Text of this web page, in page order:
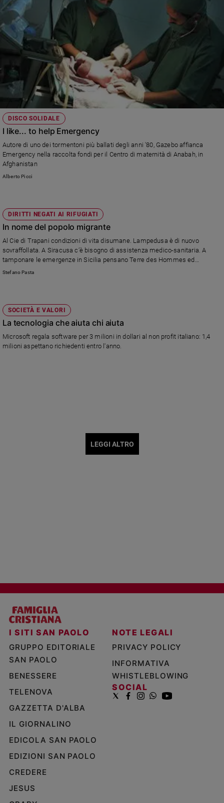
onorario è andato invece a Tony de Brum e al popolo delle isole Marshall
per l’impegno contro il nucleare.
DISCO SOLIDALE
I like... to help Emergency
Autore di uno dei tormentoni più ballati degli anni '80, Gazebo affianca
Emergency nella raccolta fondi per il Centro di maternità di Anabah, in
Afghanistan
Alberto Picci
DIRITTI NEGATI AI RIFUGIATI
In nome del popolo migrante
Al Cie di Trapani condizioni di vita disumane. Lampedusa è di nuovo
sovraffollata. A Siracusa c’è bisogno di assistenza medico-sanitaria. A
tamponare le emergenze in Sicilia pensano Terre des Hommes ed
Emergency. La denuncia dell’Unione Camere Penali sulle condizioni dei
Stefano Pasta
SOCIETÀ E VALORI
La tecnologia che aiuta chi aiuta
Microsoft regala software per 3 milioni in dollari al non profit italiano: 1,4
milioni aspettano richiedenti entro l'anno.
LEGGI ALTRO
I SITI SAN PAOLO
GRUPPO EDITORIALE
SAN PAOLO
BENESSERE
TELENOVA
GAZZETTA D'ALBA
IL GIORNALINO
EDICOLA SAN PAOLO
EDIZIONI SAN PAOLO
CREDERE
JESUS
NOTE LEGALI
PRIVACY POLICY
INFORMATIVA
WHISTLEBLOWING
SOCIAL